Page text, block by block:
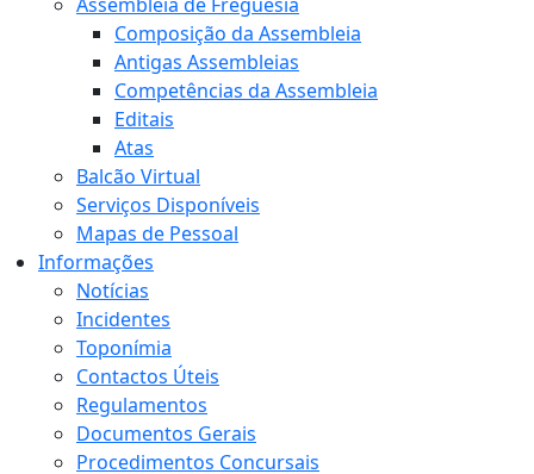
Assembleia de Freguesia
Composição da Assembleia
Antigas Assembleias
Competências da Assembleia
Editais
Atas
Balcão Virtual
Serviços Disponíveis
Mapas de Pessoal
Informações
Notícias
Incidentes
Toponímia
Contactos Úteis
Regulamentos
Documentos Gerais
Procedimentos Concursais